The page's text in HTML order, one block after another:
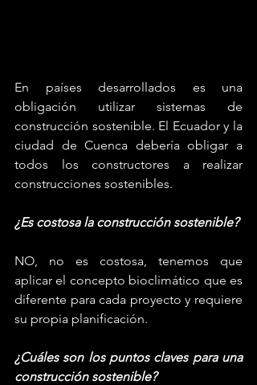
En países desarrollados es una
obligación utilizar sistemas de
construcción sostenible. El Ecuador y la
ciudad de Cuenca debería obligar a
todos los constructores a realizar
construcciones sostenibles.
¿Es costosa la construcción sostenible?
NO, no es costosa, tenemos que
aplicar el concepto bioclimático que es
diferente para cada proyecto y requiere
su propia planificación.
¿Cuáles son los puntos claves para una
construcción sostenible?